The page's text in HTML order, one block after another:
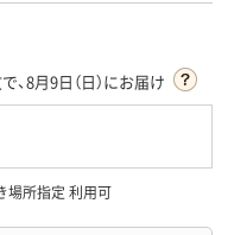
、8月9日（日）にお届け
場所指定 利用可